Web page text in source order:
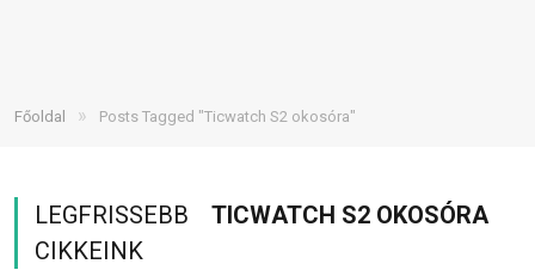
Főoldal » Posts Tagged "Ticwatch S2 okosóra"
LEGFRISSEBB
TICWATCH S2 OKOSÓRA
CIKKEINK